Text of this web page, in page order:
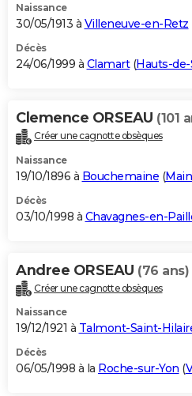
Naissance
30/05/1913 à Villeneuve-en-Retz
Décès
24/06/1999 à Clamart(Hauts-
Clemence ORSEAU (101
Créer une cagnotte obsèques
Naissance
19/10/1896 à Bouchemaine (
Décès
03/10/1998 à Chavagnes-en-
Andree ORSEAU (76 ans)
Créer une cagnotte obsèques
Naissance
19/12/1921 à Talmont-Saint-
Décès
06/05/1998 à la Roche-sur-Yon (